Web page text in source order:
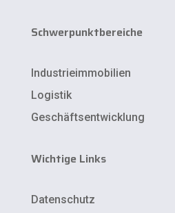
Schwerpunktbereiche
Industrieimmobilien
Logistik
Geschäftsentwicklung
Wichtige Links
Datenschutz